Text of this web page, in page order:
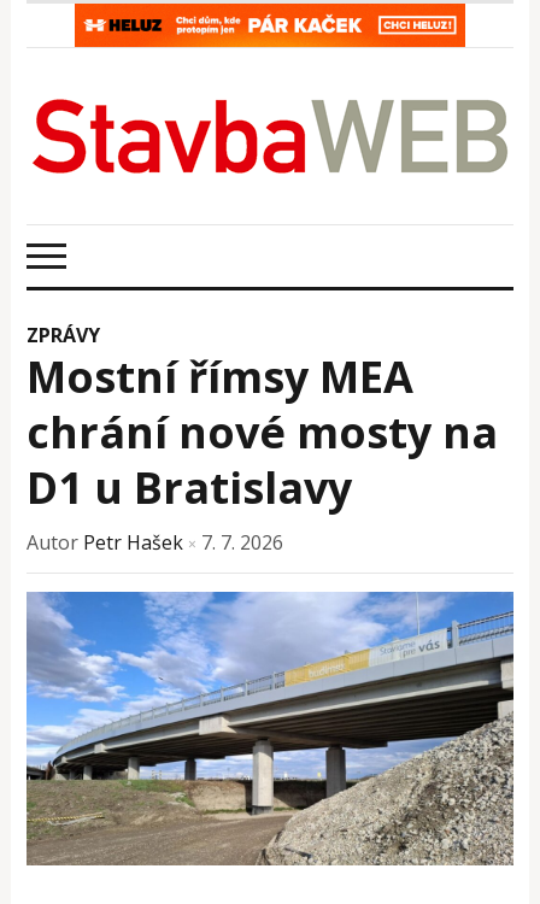
ZPRÁVY
Mostní římsy MEA
chrání nové mosty na
D1 u Bratislavy
Autor Petr Hašek × 7. 7. 2026